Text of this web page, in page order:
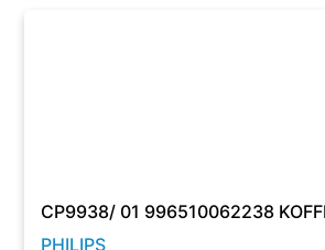
CP9938/ 01 996510062238
PHILIPS